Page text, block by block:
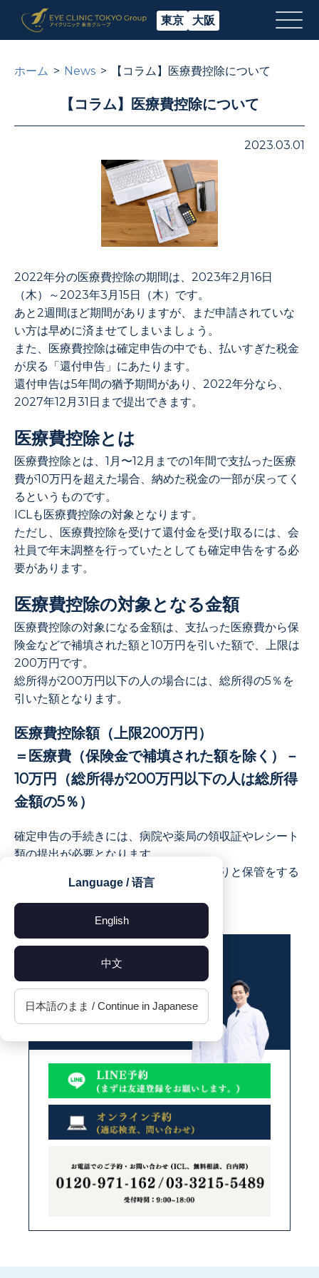
Language / 语言
English
中文
日本語のまま / Continue in Japanese
東京 大阪
ホーム News 【コラム】医療費控除について
【コラム】医療費控除について
2023.03.01
2022年分の医療費控除の期間は、2023年2月16日
（木）～2023年3月15日（木）です。
あと2週間ほど期間がありますが、まだ申請されていな
い方は早めに済ませてしまいましょう。
また、医療費控除は確定申告の中でも、払いすぎた税金
が戻る「還付申告」にあたります。
還付申告は5年間の猶予期間があり、2022年分なら、
2027年12月31日まで提出できます。
医療費控除とは
医療費控除とは、1月〜12月までの1年間で支払った医療
費が10万円を超えた場合、納めた税金の一部が戻ってく
るというものです。
ICLも医療費控除の対象となります。
ただし、医療費控除を受けて還付金を受け取るには、会
社員で年末調整を行っていたとしても確定申告をする必
要があります。
医療費控除の対象となる金額
医療費控除の対象になる金額は、支払った医療費から保
険金などで補填された額と10万円を引いた額で、上限は
200万円です。
総所得が200万円以下の人の場合には、総所得の5％を
引いた額となります。
医療費控除額（上限200万円）
＝医療費（保険金で補填された額を除く）－
10万円（総所得が200万円以下の人は総所得
金額の5％）
確定申告の手続きには、病院や薬局の領収証やレシート
類の提出が必要となります。
領収書は再発行できませんので、しっかりと保管をする
ようにしましょう。